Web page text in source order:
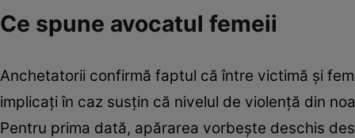
Ce spune avocatul femeii
Anchetatorii confirmă faptul că între victimă și
implicați în caz susțin că nivelul de violență din
Pentru prima dată, apărarea vorbește deschis